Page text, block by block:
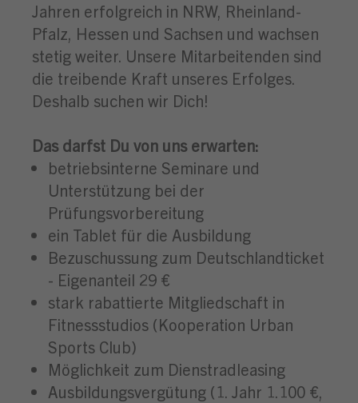
Jahren erfolgreich in NRW, Rheinland-
Pfalz, Hessen und Sachsen und wachsen
stetig weiter. Unsere Mitarbeitenden sind
die treibende Kraft unseres Erfolges.
Deshalb suchen wir Dich!
Das darfst Du von uns erwarten:
betriebsinterne Seminare und
Unterstützung bei der
Prüfungsvorbereitung
ein Tablet für die Ausbildung
Bezuschussung zum Deutschlandticket
- Eigenanteil 29 €
stark rabattierte Mitgliedschaft in
Fitnessstudios (Kooperation Urban
Sports Club)
Möglichkeit zum Dienstradleasing
Ausbildungsvergütung (1. Jahr 1.100 €,